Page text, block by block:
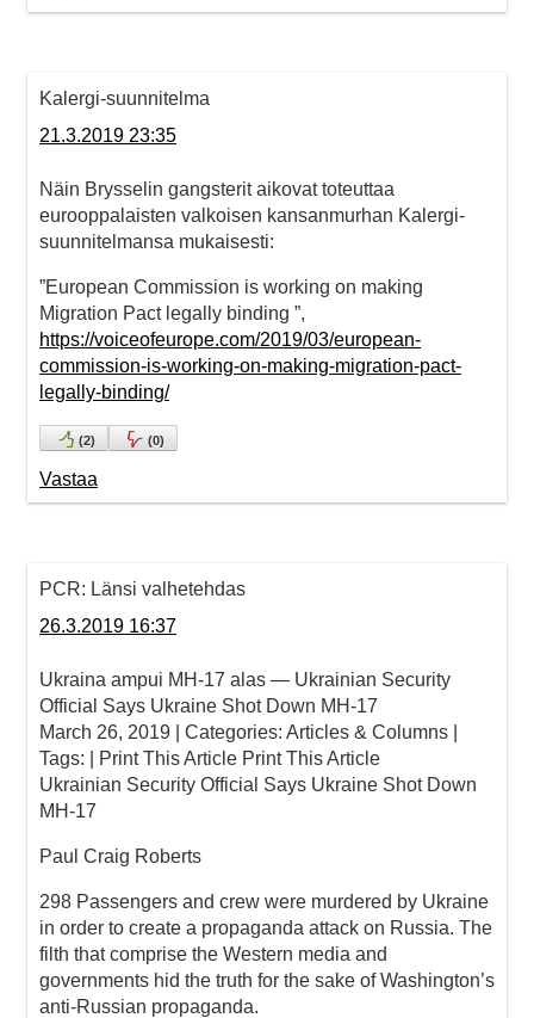
Kalergi-suunnitelma
21.3.2019 23:35
Näin Brysselin gangsterit aikovat toteuttaa
eurooppalaisten valkoisen kansanmurhan Kalergi-
suunnitelmansa mukaisesti:
”European Commission is working on making
Migration Pact legally binding ”,
https://voiceofeurope.com/2019/03/european-
commission-is-working-on-making-migration-pact-
legally-binding/
(2) (0)
Vastaa
PCR: Länsi valhetehdas
26.3.2019 16:37
Ukraina ampui MH-17 alas — Ukrainian Security
Official Says Ukraine Shot Down MH-17
March 26, 2019 | Categories: Articles & Columns |
Tags: | Print This Article Print This Article
Ukrainian Security Official Says Ukraine Shot Down
MH-17
Paul Craig Roberts
298 Passengers and crew were murdered by Ukraine
in order to create a propaganda attack on Russia. The
filth that comprise the Western media and
governments hid the truth for the sake of Washington’s
anti-Russian propaganda.